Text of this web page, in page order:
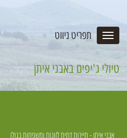
תפריט ניווט
טיולי ג'יפים באבני איתן
אבני איתן - תיירות דתית לזוגות ומשפחות בגולן